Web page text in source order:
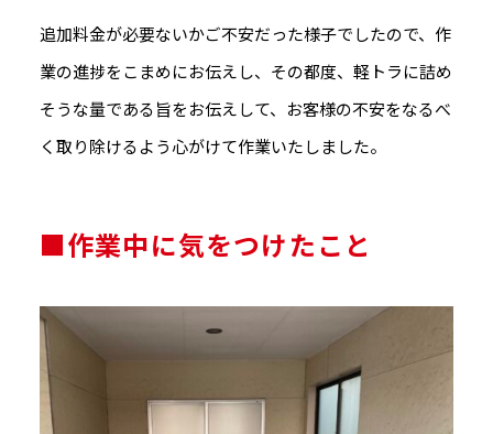
追加料金が必要ないかご不安だった様子でしたので、作
業の進捗をこまめにお伝えし、その都度、軽トラに詰め
そうな量である旨をお伝えして、お客様の不安をなるべ
く取り除けるよう心がけて作業いたしました。
■作業中に気をつけたこと